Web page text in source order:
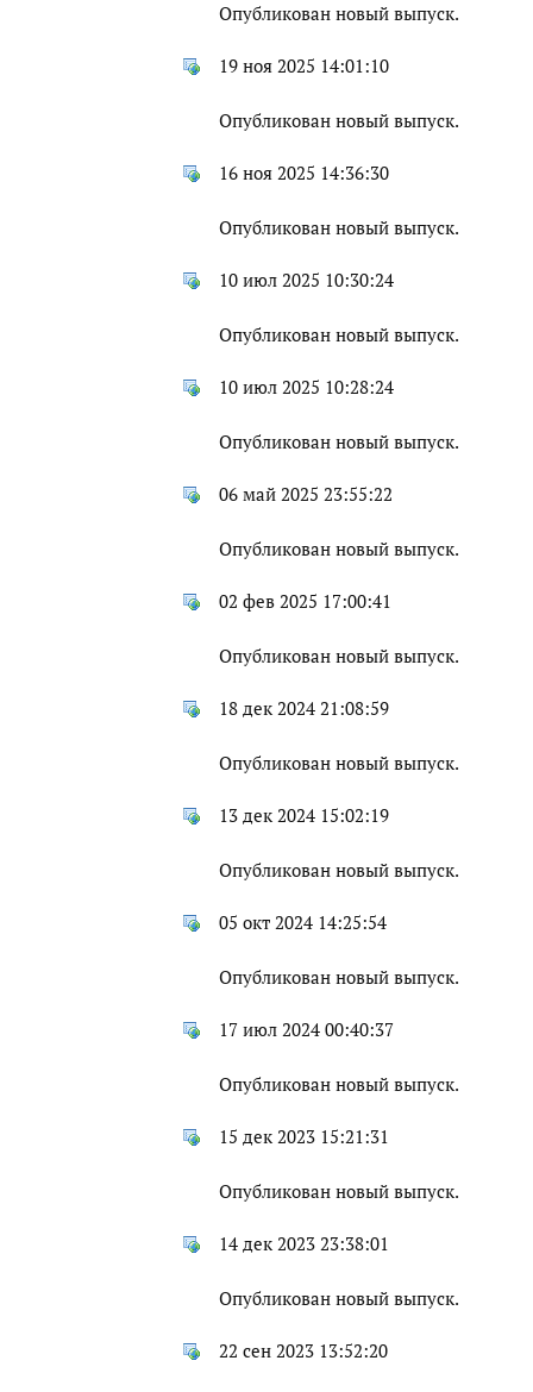
Опубликован новый выпуск.
19 ноя 2025 14:01:10
Опубликован новый выпуск.
16 ноя 2025 14:36:30
Опубликован новый выпуск.
10 июл 2025 10:30:24
Опубликован новый выпуск.
10 июл 2025 10:28:24
Опубликован новый выпуск.
06 май 2025 23:55:22
Опубликован новый выпуск.
02 фев 2025 17:00:41
Опубликован новый выпуск.
18 дек 2024 21:08:59
Опубликован новый выпуск.
13 дек 2024 15:02:19
Опубликован новый выпуск.
05 окт 2024 14:25:54
Опубликован новый выпуск.
17 июл 2024 00:40:37
Опубликован новый выпуск.
15 дек 2023 15:21:31
Опубликован новый выпуск.
14 дек 2023 23:38:01
Опубликован новый выпуск.
22 сен 2023 13:52:20